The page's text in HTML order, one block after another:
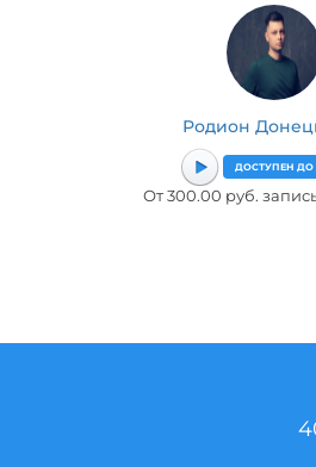
Родион
ДОСТУПЕН ДО
От 300.00 руб.